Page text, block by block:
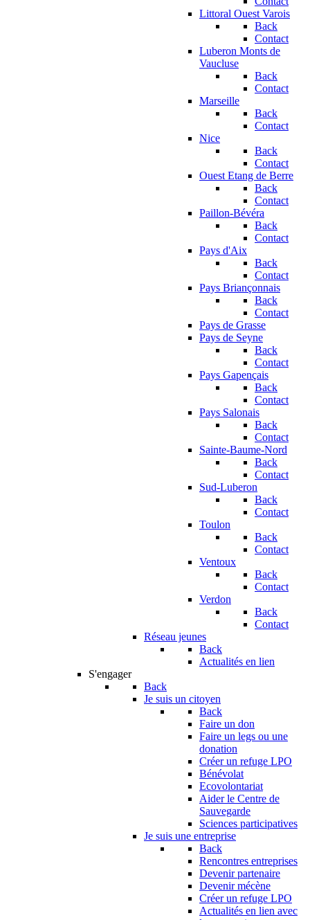
Littoral Ouest Varois
Back
Contact
Luberon Monts de
Vaucluse
Back
Contact
Marseille
Back
Contact
Nice
Back
Contact
Ouest Etang de Berre
Back
Contact
Paillon-Bévéra
Back
Contact
Pays d'Aix
Back
Contact
Pays Briançonnais
Back
Contact
Pays de Grasse
Pays de Seyne
Back
Contact
Pays Gapençais
Back
Contact
Pays Salonais
Back
Contact
Sainte-Baume-Nord
Back
Contact
Sud-Luberon
Back
Contact
Toulon
Back
Contact
Ventoux
Back
Contact
Verdon
Back
Contact
Réseau jeunes
Back
Actualités en lien
S'engager
Back
Je suis un citoyen
Back
Faire un don
Faire un legs ou une
donation
Créer un refuge LPO
Bénévolat
Ecovolontariat
Aider le Centre de
Sauvegarde
Sciences participatives
Je suis une entreprise
Back
Rencontres entreprises
Devenir partenaire
Devenir mécène
Créer un refuge LPO
Actualités en lien avec